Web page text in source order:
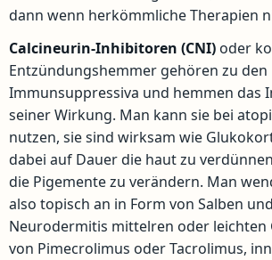
dann wenn herkömmliche Therapien
Calcineurin-Inhibitoren (CNI) oder
Entzündungshemmer gehören zu den
Immunsuppressiva und hemmen das
seiner Wirkung. Man kann sie bei
nutzen, sie sind wirksam wie
dabei auf Dauer die haut zu
die Pigemente zu verändern. Man
also topisch an in Form von Salben
Neurodermitis mittelren oder leichten
von Pimecrolimus oder Tacrolimus,